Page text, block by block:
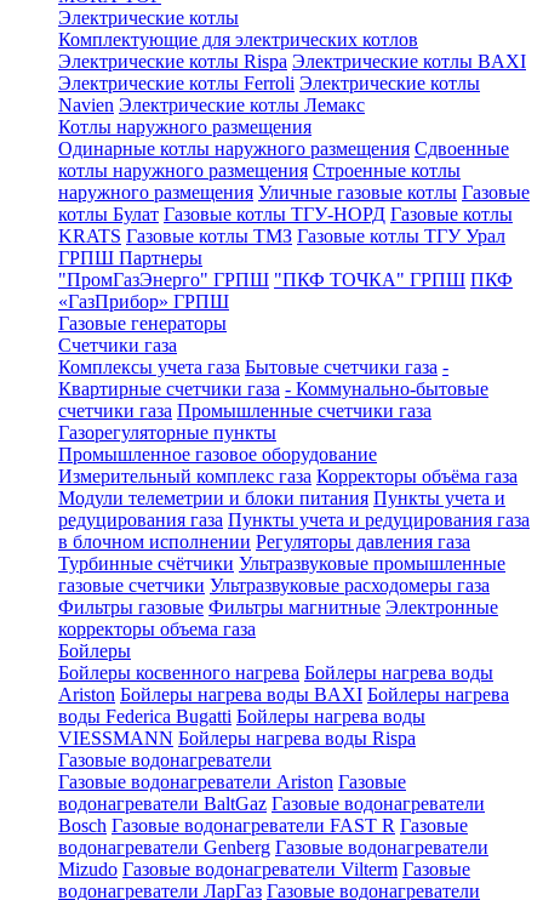
Электрические котлы
Комплектующие для электрических котлов
Электрические котлы Rispa Электрические котлы BAXI
Электрические котлы Ferroli Электрические котлы
Navien Электрические котлы Лемакс
Котлы наружного размещения
Одинарные котлы наружного размещения Сдвоенные
котлы наружного размещения Строенные котлы
наружного размещения Уличные газовые котлы Газовые
котлы Булат Газовые котлы ТГУ-НОРД Газовые котлы
KRATS Газовые котлы ТМЗ Газовые котлы ТГУ Урал
ГРПШ Партнеры
"ПромГазЭнерго" ГРПШ "ПКФ ТОЧКА" ГРПШ ПКФ
«ГазПрибор» ГРПШ
Газовые генераторы
Счетчики газа
Комплексы учета газа Бытовые счетчики газа -
Квартирные счетчики газа - Коммунально-бытовые
счетчики газа Промышленные счетчики газа
Газорегуляторные пункты
Промышленное газовое оборудование
Измерительный комплекс газа Корректоры объёма газа
Модули телеметрии и блоки питания Пункты учета и
редуцирования газа Пункты учета и редуцирования газа
в блочном исполнении Регуляторы давления газа
Турбинные счётчики Ультразвуковые промышленные
газовые счетчики Ультразвуковые расходомеры газа
Фильтры газовые Фильтры магнитные Электронные
корректоры объема газа
Бойлеры
Бойлеры косвенного нагрева Бойлеры нагрева воды
Ariston Бойлеры нагрева воды BAXI Бойлеры нагрева
воды Federica Bugatti Бойлеры нагрева воды
VIESSMANN Бойлеры нагрева воды Rispa
Газовые водонагреватели
Газовые водонагреватели Ariston Газовые
водонагреватели BaltGaz Газовые водонагреватели
Bosch Газовые водонагреватели FAST R Газовые
водонагреватели Genberg Газовые водонагреватели
Mizudo Газовые водонагреватели Vilterm Газовые
водонагреватели ЛарГаз Газовые водонагреватели